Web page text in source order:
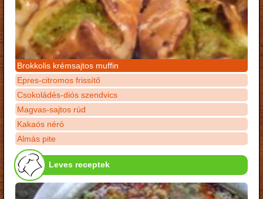
Brokkolis krémsajtos muffin
Epres-citromos frissítő
Csokoládés-diós szendvics
Magvas-sajtos rúd
Kakaós néró
Almás pite
Leves receptek